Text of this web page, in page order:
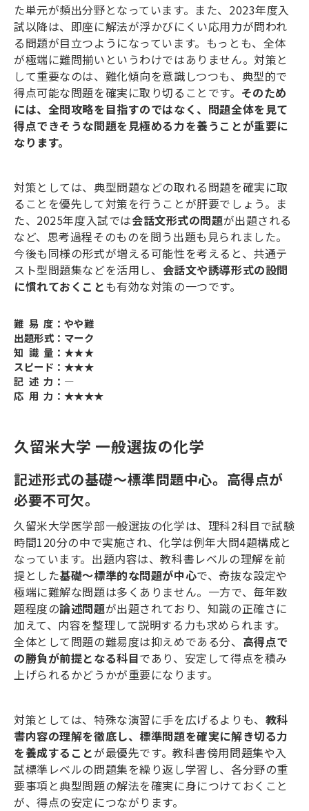
た単元が頻出分野となっています。また、 2023年度入
試以降は、即座に解法が浮かびにくい応用力が問われ
る問題が目立つようになっています。もっとも、全体
が極端に難問揃いというわけではありません。対策と
して重要なのは、難化傾向を意識しつつも、典型的で
得点可能な問題を確実に取り切ることです。 そのため
には、全問攻略を目指すのではなく、問題全体を見て
得点できそうな問題を見極める力を養うことが重要に
なります。
対策としては、典型問題などの取れる問題を確実に取
ることを優先して対策を行うことが肝要でしょう。ま
た、 2025年度入試では会話文形式の問題が出題される
など、思考過程そのものを問う出題も見られました。
今後も同様の形式が増える可能性を考えると、共通テ
スト型問題集などを活用し、 会話文や誘導形式の設問
に慣れておくことも有効な対策の一つです。
難 易 度：やや難
出題形式：マーク
知 識 量：★★★
スピード：★★★
記 述 力：―
応 用 力：★★★★
久留米大学 一般選抜の化学
記述形式の基礎～標準問題中心。高得点が
必要不可欠。
久留米大学医学部一般選抜の化学は、理科2科目で試験
時間120分の中で実施され、化学は例年大問4題構成と
なっています。出題内容は、教科書レベルの理解を前
提とした基礎〜標準的な問題が中心で、奇抜な設定や
極端に難解な問題は多くありません。一方で、毎年数
題程度の論述問題が出題されており、知識の正確さに
加えて、内容を整理して説明する力も求められます。
全体として問題の難易度は抑えめである分、 高得点で
の勝負が前提となる科目であり、安定して得点を積み
上げられるかどうかが重要になります。
対策としては、特殊な演習に手を広げるよりも、 教科
書内容の理解を徹底し、標準問題を確実に解き切る力
を養成することが最優先です。教科書傍用問題集や入
試標準レベルの問題集を繰り返し学習し、各分野の重
要事項と典型問題の解法を確実に身につけておくこと
が、得点の安定につながります。